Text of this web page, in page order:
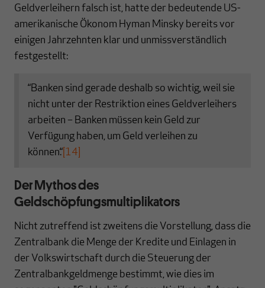
Geldverleihern falsch ist, hatte der bedeutende US-
amerikanische Ökonom Hyman Minsky bereits vor
einigen Jahrzehnten klar und unmissverständlich
festgestellt:
“Banken sind gerade deshalb so wichtig, weil sie
nicht unter der Restriktion eines Geldverleihers
arbeiten – Banken müssen kein Geld zur
Verfügung haben, um Geld verleihen zu
können.“ [14]
Der Mythos des
Geldschöpfungsmultiplikators
Nicht zutreffend ist zweitens die Vorstellung, dass die
Zentralbank die Menge der Kredite und Einlagen in
der Volkswirtschaft durch die Steuerung der
Zentralbankgeldmenge bestimmt, wie dies im